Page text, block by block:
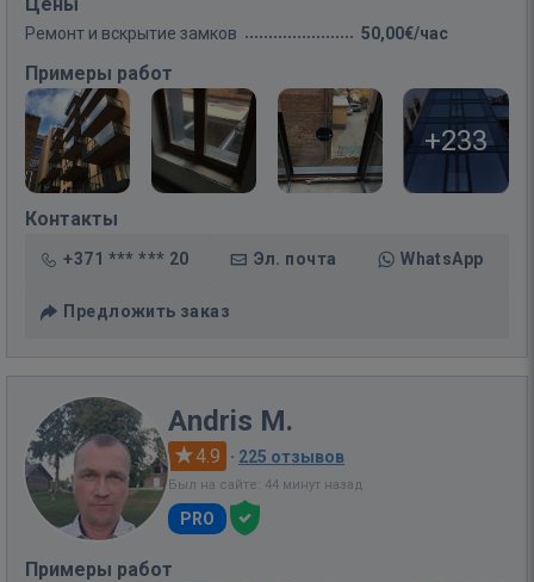
Ремонт и вскрытие замков 50,00€/час
Примеры работ
+233
Контакты
+371 *** *** 20 Эл. почта WhatsApp
Предложить заказ
Andris M.
4.9 · 225 отзывов
Был на сайте: 44 минут назад
PRO
Примеры работ